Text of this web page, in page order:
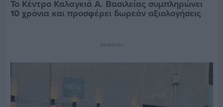
Το Κέντρο Καλαγκιά Α. Βασιλείας συμπληρώνει
10 χρόνια και προσφέρει δωρεάν αξιολογήσεις
Διαφήμιση